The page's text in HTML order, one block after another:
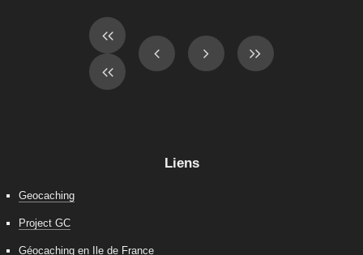
Liens
Geocaching
Project GC
Géocaching en Ile de France